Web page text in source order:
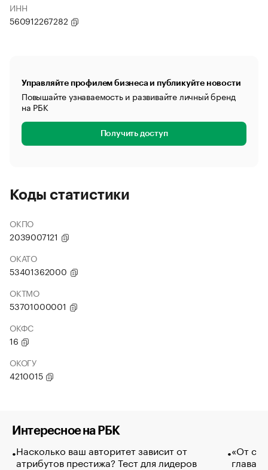
ИНН
560912267282
Управляйте профилем бизнеса и публикуйте новости
Повышайте узнаваемость и развивайте личный бренд
на РБК
Получить доступ
Коды статистики
ОКПО
2039007121
ОКАТО
53401362000
ОКТМО
53701000001
ОКФС
16
ОКОГУ
4210015
Интересное на РБК
Насколько ваш авторитет зависит от
атрибутов престижа? Тест для лидеров
«От
глава